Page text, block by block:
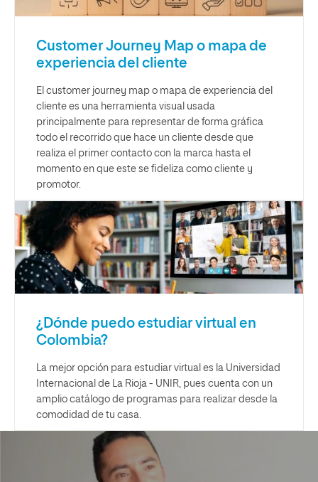
Customer Journey Map o mapa de
experiencia del cliente
El customer journey map o mapa de experiencia del
cliente es una herramienta visual usada
principalmente para representar de forma gráfica
todo el recorrido que hace un cliente desde que
realiza el primer contacto con la marca hasta el
momento en que este se fideliza como cliente y
promotor.
¿Dónde puedo estudiar virtual en
Colombia?
La mejor opción para estudiar virtual es la Universidad
Internacional de La Rioja - UNIR, pues cuenta con un
amplio catálogo de programas para realizar desde la
comodidad de tu casa.